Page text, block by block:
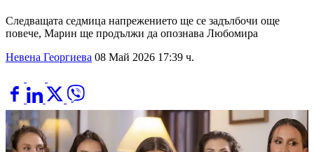
Следващата седмица напрежението ще се задълбочи още
повече, Марин ще продължи да опознава Любомира
Невена Георгиева 08 Май 2026 17:39 ч.